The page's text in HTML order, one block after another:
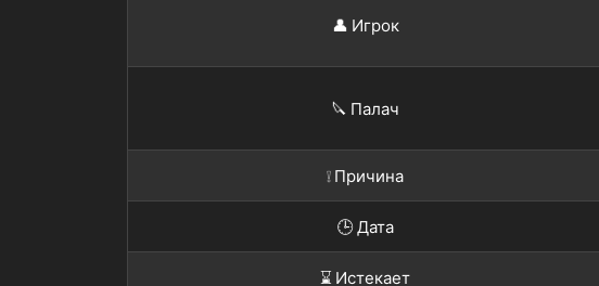
👤 Игрок
🔪 Палач
❕ Причина
🕒 Дата
⌛️ Истекает